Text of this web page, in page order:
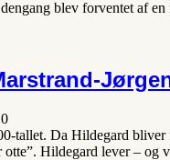
blev forventet af
tallet. Da Hildegard
Hildegard lever –